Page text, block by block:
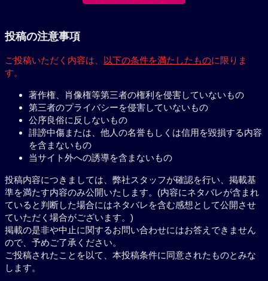
投稿の注意事項
ご投稿いただく内容は、 以下の条件を満たしたものに限りま
す。
著作権、肖像権等第三者の権利を侵害していないもの
第三者のプライバシーを侵害していないもの
公序良俗に反しないもの
誹謗中傷または、他人の名誉もしくは信用を毀損する内容
を含まないもの
当サイト外への誘導を含まないもの
投稿内容につきましては、弊社スタッフが確認を行い、掲載基
準を満たす内容のみ公開いたします。(内容にネタバレが含まれ
ていると判断した場合にはネタバレを含む感想として公開させ
ていただく場合がございます。)
掲載の是非や中止に関するお問い合わせにはお答えできません
ので、予めご了承ください。
ご投稿されたことを以て、本投稿条件に同意されたものとみな
します。